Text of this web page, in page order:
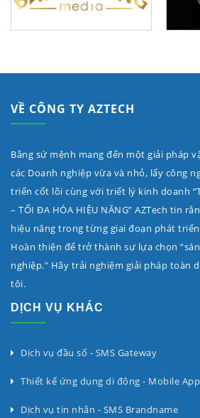
VỀ CÔNG TY AZTECH
Bằng sứ mệnh mang đến một giải pháp
các Doanh nghiệp vừa và nhỏ, lấy công
triển cốt lõi cùng với triết lý kinh doanh
– TỐI ĐA HÓA HIỆU NĂNG” AZTech tin
hiệu năng trong từng giai đoạn phát triển
Hoàn thiện để trở thành sự lựa chọn
nghiệp." Hãy trải nghiệm giải pháp toàn
tôi.
DỊCH VỤ KHÁC
Dịch vụ đầu số - SMS Gateway
Thiết kế ứng dụng di động - Mobile
Dịch vụ tin nhắn - SMS Brandname